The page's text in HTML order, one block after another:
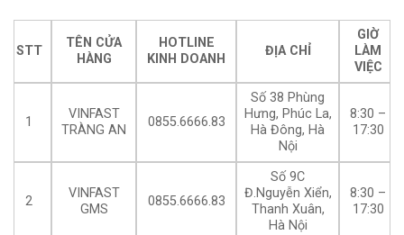
STT
TÊN CỬA
HÀNG
HOTLINE
KINH DOANH
ĐỊA CHỈ
GIỜ
LÀM
VIỆC
1
VINFAST
TRÀNG AN
0855.6666.83
Số 38 Phùng
Hưng, Phúc La,
Hà Đông, Hà
Nội
8:30 –
17:30
2
VINFAST
GMS
0855.6666.83
Số 9C
Đ.Nguyễn Xiển,
Thanh Xuân,
Hà Nội
8:30 –
17:30